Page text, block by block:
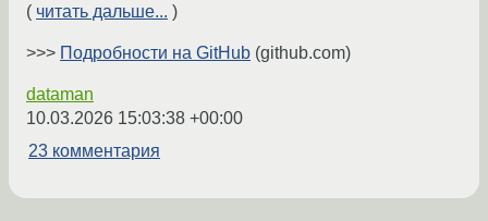
( читать дальше... )
>>> Подробности на GitHub (github.com)
dataman
10.03.2026 15:03:38 +00:00
23 комментария